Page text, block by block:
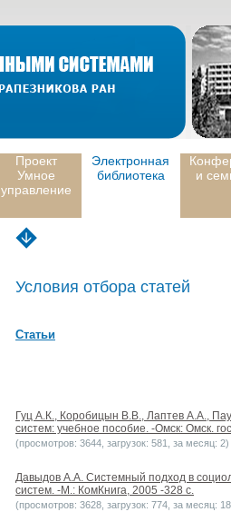
Проект
Умное
управление
Электронная
библиотека
и
Условия отбора статей
Статьи
Гуц А.К., Коробицын В.В., Лаптев А.А.,
систем: учебное пособие. -Омск: Омск.
(просмотров: 3644, загрузок: 581, за месяц: 2)
Давыдов А.А. Системный подход в
систем. -М.: КомКнига, 2005 -328 с.
(просмотров: 3628, загрузок: 774, за месяц: